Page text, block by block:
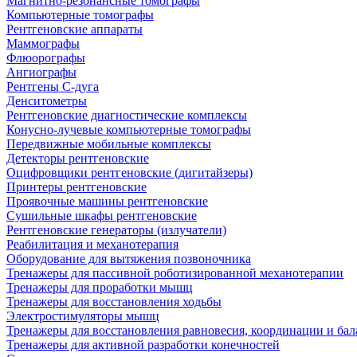
Компьютерные томографы
Рентгеновские аппараты
Маммографы
Флюорографы
Ангиографы
Рентгены С-дуга
Денситометры
Рентгеновские диагностические комплексы
Конусно-лучевые компьютерные томографы
Передвижные мобильные комплексы
Детекторы рентгеновские
Оцифровщики рентгеновские (дигитайзеры)
Принтеры рентгеновские
Проявочные машины рентгеновские
Сушильные шкафы рентгеновские
Рентгеновские генераторы (излучатели)
Реабилитация и механотерапия
Оборудование для вытяжения позвоночника
Тренажеры для пассивной роботизированной механотерапии
Тренажеры для проработки мышц
Тренажеры для восстановления ходьбы
Электростимуляторы мышц
Тренажеры для восстановления равновесия, координации и
Тренажеры для активной разработки конечностей